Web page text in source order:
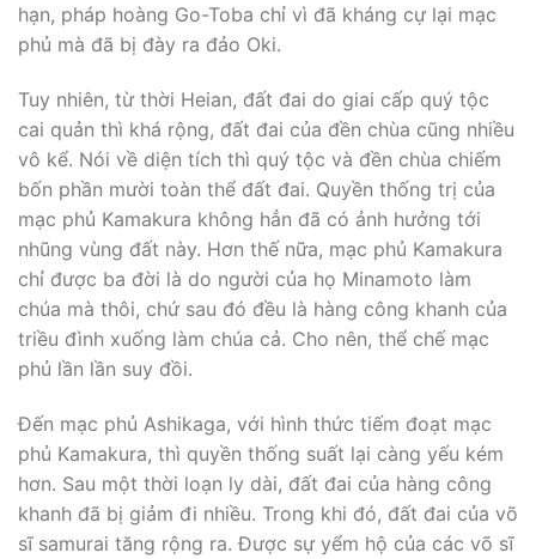
hạn, pháp hoàng Go-Toba chỉ vì đã kháng cự lại mạc
phủ mà đã bị đày ra đảo Oki.
Tuy nhiên, từ thời Heian, đất đai do giai cấp quý tộc
cai quản thì khá rộng, đất đai của đền chùa cũng nhiều
vô kể. Nói về diện tích thì quý tộc và đền chùa chiếm
bốn phần mười toàn thể đất đai. Quyền thống trị của
mạc phủ Kamakura không hẳn đã có ảnh hưởng tới
nhũng vùng đất này. Hơn thế nữa, mạc phủ Kamakura
chỉ được ba đời là do người của họ Minamoto làm
chúa mà thôi, chứ sau đó đều là hàng công khanh của
triều đình xuống làm chúa cả. Cho nên, thể chế mạc
phủ lần lần suy đồi.
Ðến mạc phủ Ashikaga, với hình thức tiếm đoạt mạc
phủ Kamakura, thì quyền thống suất lại càng yếu kém
hơn. Sau một thời loạn ly dài, đất đai của hàng công
khanh đã bị giảm đi nhiều. Trong khi đó, đất đai của võ
sĩ samurai tăng rộng ra. Ðược sự yểm hộ của các võ sĩ